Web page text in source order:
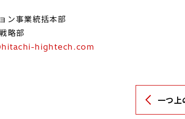
ン事業統括本部
略部
hightech.com
一つ上